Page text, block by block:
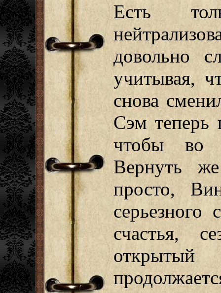
Есть
довольно
учитывая,
снова
Сэм теперь
чтобы во
Вернуть
просто,
серьезного
счастья,
открытый